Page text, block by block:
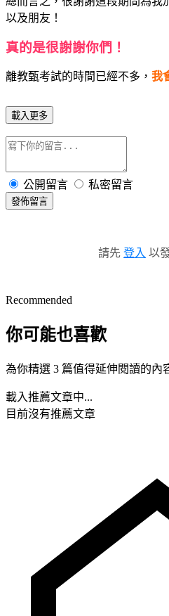
以及朋友！
真的是很謝謝你們！
離教甄考試的時間已經不多， 我
載入更多
公開留言 私密留言
發佈留言
請先 登入 以
Recommended
你可能也喜歡
為你精選 3 篇值得延伸閱讀的內
載入推薦文章中...
目前沒有推薦文章